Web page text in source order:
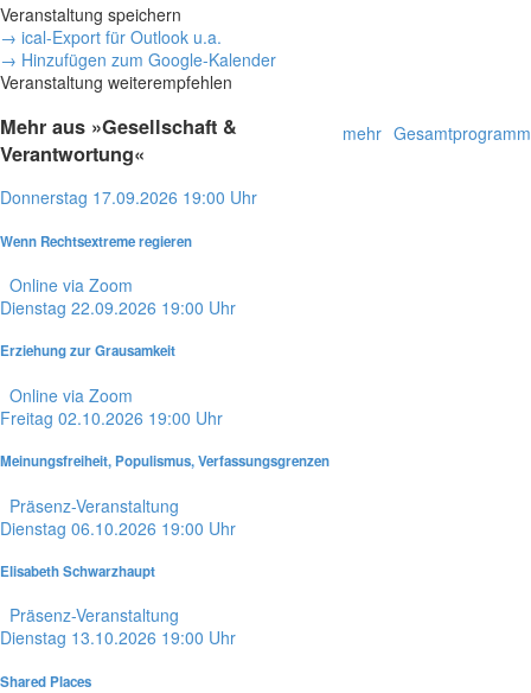
Veranstaltung speichern
→ ical-Export für Outlook u.a.
→ Hinzufügen zum Google-Kalender
Veranstaltung weiterempfehlen
Gesamtprogramm
mehr
Mehr aus »Gesellschaft &
Verantwortung«
Donnerstag 17.09.2026 19:00 Uhr
Wenn Rechtsextreme regieren
Online via Zoom
Dienstag 22.09.2026 19:00 Uhr
Erziehung zur Grausamkeit
Online via Zoom
Freitag 02.10.2026 19:00 Uhr
Meinungsfreiheit, Populismus, Verfassungsgrenzen
Präsenz-Veranstaltung
Dienstag 06.10.2026 19:00 Uhr
Elisabeth Schwarzhaupt
Präsenz-Veranstaltung
Dienstag 13.10.2026 19:00 Uhr
Shared Places